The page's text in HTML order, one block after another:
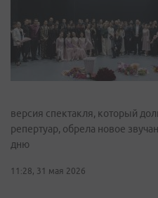
версия спектакля, который
репертуар, обрела новое
дню
11:28, 31 мая 2026